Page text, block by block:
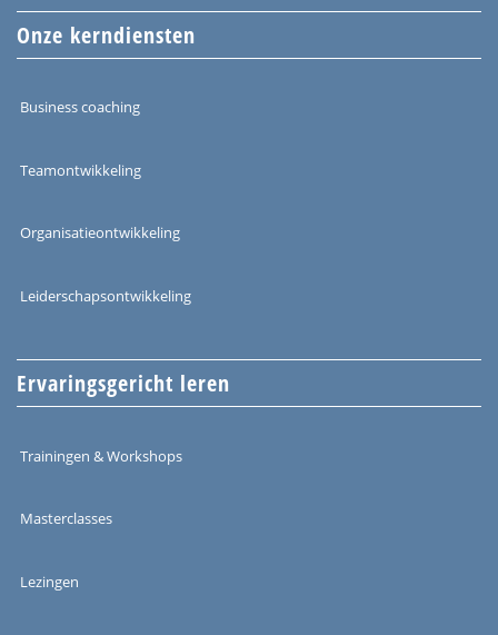
Onze kerndiensten
Business coaching
Teamontwikkeling
Organisatieontwikkeling
Leiderschapsontwikkeling
Ervaringsgericht leren
Trainingen & Workshops
Masterclasses
Lezingen